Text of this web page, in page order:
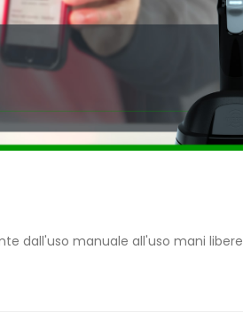
dall'uso manuale all'uso mani libere